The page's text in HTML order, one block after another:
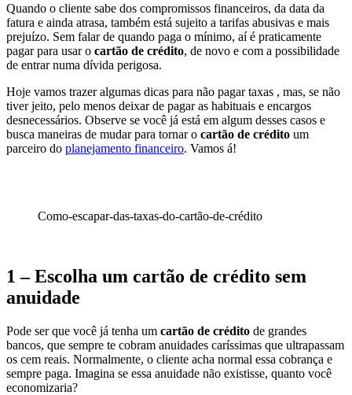
Quando o cliente sabe dos compromissos financeiros, da data da
fatura e ainda atrasa, também está sujeito a tarifas abusivas e mais
prejuízo. Sem falar de quando paga o mínimo, aí é praticamente
pagar para usar o cartão de crédito, de novo e com a possibilidade
de entrar numa dívida perigosa.
Hoje vamos trazer algumas dicas para não pagar taxas , mas, se não
tiver jeito, pelo menos deixar de pagar as habituais e encargos
desnecessários. Observe se você já está em algum desses casos e
busca maneiras de mudar para tornar o cartão de crédito um
parceiro do planejamento financeiro. Vamos á!
Como-escapar-das-taxas-do-cartão-de-crédito
1 – Escolha um cartão de crédito sem
anuidade
Pode ser que você já tenha um cartão de crédito de grandes
bancos, que sempre te cobram anuidades caríssimas que ultrapassam
os cem reais. Normalmente, o cliente acha normal essa cobrança e
sempre paga. Imagina se essa anuidade não existisse, quanto você
economizaria?